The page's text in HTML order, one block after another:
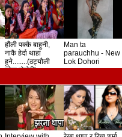
हौंली पक्कै बाहुनी,
नाकै हेर्दा थाहा
हुने........(ठट्यौली
लोक दोहोरी)
Man ta
parauchhu - New
Lok Dohori